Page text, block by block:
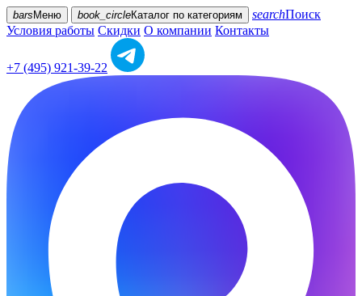
bars Меню book_circleКаталог по категориям searchПоиск
Условия работы Скидки О компании Контакты
+7 (495) 921-39-22